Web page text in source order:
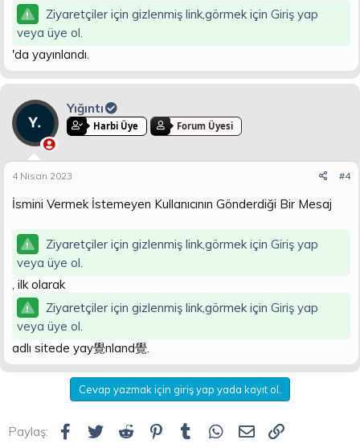
Ziyaretçiler için gizlenmiş link,görmek için Giriş yap
veya üye ol.
'da yayınlandı.
Yığıntı
Harbi Üye Forum Üyesi
4 Nisan 2023 #4
İsmini Vermek İstemeyen Kullanıcının Gönderdiği Bir Mesaj
Ziyaretçiler için gizlenmiş link,görmek için Giriş yap
veya üye ol.
, ilk olarak
Ziyaretçiler için gizlenmiş link,görmek için Giriş yap
veya üye ol.
adlı sitede yay覺nland覺.
Cevap yazmak için giriş yap yada kayıt ol.
Paylaş: Facebook
Twitter Reddit Pinterest
Tumblr WhatsApp
E-posta